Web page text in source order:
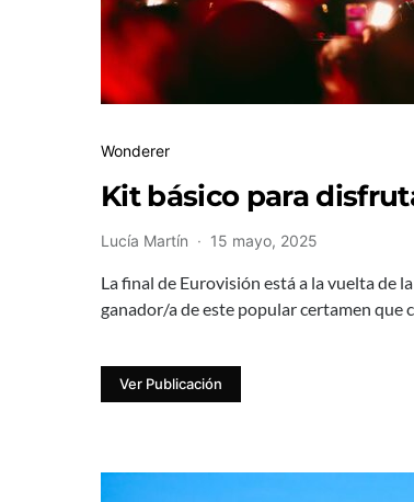
Wonderer
Kit básico para
Lucía Martín 15 mayo, 2025
La final de Eurovisión está a la vuelta de
ganador/a de este popular certamen que
Ver Publicación